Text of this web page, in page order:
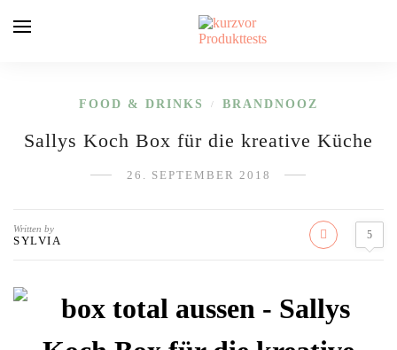
FOOD & DRINKS / BRANDNOOZ
Sallys Koch Box für die kreative Küche
26. SEPTEMBER 2018
Written by
SYLVIA 5